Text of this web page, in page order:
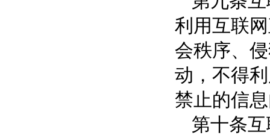
利用互联
会秩序、
动，不得
禁止的信
第十条